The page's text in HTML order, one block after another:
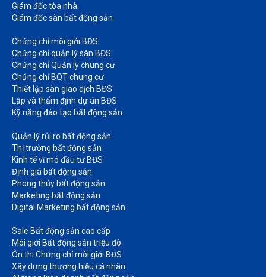
Giám đốc tòa nhà​
Giám đốc sàn bất động sản
Chứng chỉ môi giới BĐS​
Chứng chỉ quản lý sàn BĐS
Chứng chỉ Quản lý chung cư​
Chứng chỉ BQT chung cư​
Thiết lập sàn giao dịch BĐS​
Lập và thẩm định dự án BĐS​
Kỹ năng đào tạo bất động sản​
Quản lý rủi ro bất động sản​
Thị trường bất động sản​
Kinh tế vĩ mô đầu tư BĐS​
Định giá bất động sản​
Phong thủy bất động sản​
Marketing bất động sản​
Digital Marketing bất động sản​
Sale Bất động sản cao cấp​
Môi giới Bất động sản triệu đô​
Ôn thi Chứng chỉ môi giới BĐS​
Xây dựng thương hiệu cá nhân​